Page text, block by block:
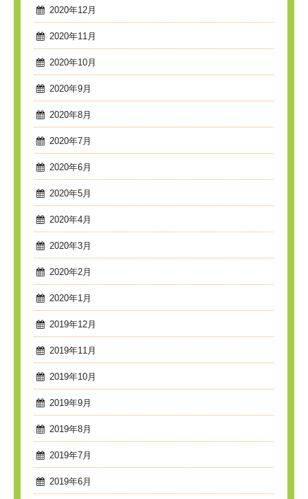
2020年12月
2020年11月
2020年10月
2020年9月
2020年8月
2020年7月
2020年6月
2020年5月
2020年4月
2020年3月
2020年2月
2020年1月
2019年12月
2019年11月
2019年10月
2019年9月
2019年8月
2019年7月
2019年6月